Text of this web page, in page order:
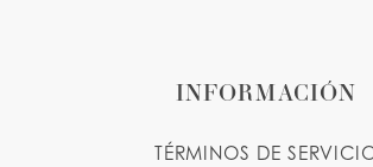
INFORMACIÓN
TÉRMINOS DE